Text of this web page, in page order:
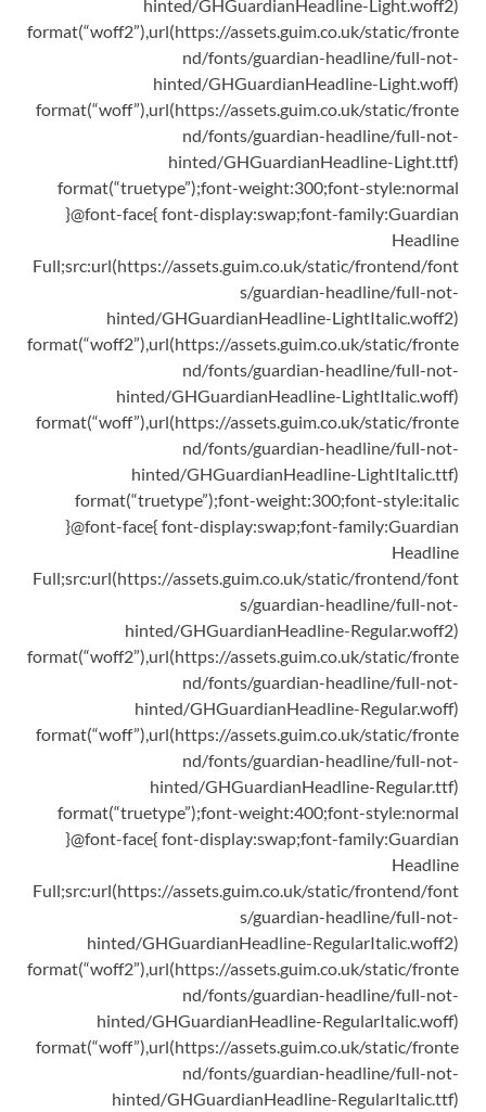
hinted/GHGuardianHeadline-Light.woff2)
format(“woff2”),url(https://assets.guim.co.uk/static/fronte
nd/fonts/guardian-headline/full-not-
hinted/GHGuardianHeadline-Light.woff)
format(“woff”),url(https://assets.guim.co.uk/static/fronte
nd/fonts/guardian-headline/full-not-
hinted/GHGuardianHeadline-Light.ttf)
format(“truetype”);font-weight:300;font-style:normal
}@font-face{ font-display:swap;font-family:Guardian
Headline
Full;src:url(https://assets.guim.co.uk/static/frontend/font
s/guardian-headline/full-not-
hinted/GHGuardianHeadline-LightItalic.woff2)
format(“woff2”),url(https://assets.guim.co.uk/static/fronte
nd/fonts/guardian-headline/full-not-
hinted/GHGuardianHeadline-LightItalic.woff)
format(“woff”),url(https://assets.guim.co.uk/static/fronte
nd/fonts/guardian-headline/full-not-
hinted/GHGuardianHeadline-LightItalic.ttf)
format(“truetype”);font-weight:300;font-style:italic
}@font-face{ font-display:swap;font-family:Guardian
Headline
Full;src:url(https://assets.guim.co.uk/static/frontend/font
s/guardian-headline/full-not-
hinted/GHGuardianHeadline-Regular.woff2)
format(“woff2”),url(https://assets.guim.co.uk/static/fronte
nd/fonts/guardian-headline/full-not-
hinted/GHGuardianHeadline-Regular.woff)
format(“woff”),url(https://assets.guim.co.uk/static/fronte
nd/fonts/guardian-headline/full-not-
hinted/GHGuardianHeadline-Regular.ttf)
format(“truetype”);font-weight:400;font-style:normal
}@font-face{ font-display:swap;font-family:Guardian
Headline
Full;src:url(https://assets.guim.co.uk/static/frontend/font
s/guardian-headline/full-not-
hinted/GHGuardianHeadline-RegularItalic.woff2)
format(“woff2”),url(https://assets.guim.co.uk/static/fronte
nd/fonts/guardian-headline/full-not-
hinted/GHGuardianHeadline-RegularItalic.woff)
format(“woff”),url(https://assets.guim.co.uk/static/fronte
nd/fonts/guardian-headline/full-not-
hinted/GHGuardianHeadline-RegularItalic.ttf)